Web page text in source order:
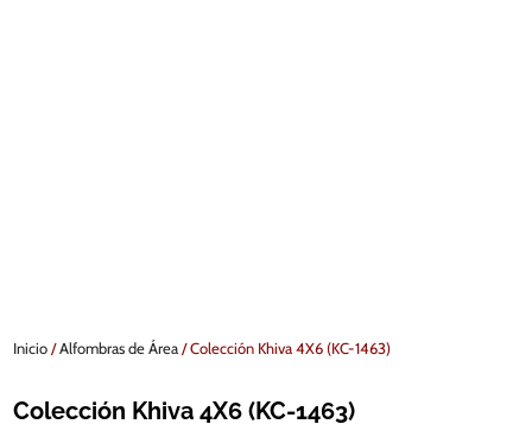
Inicio/Alfombras de Área/ Colección Khiva 4X6 (KC-1463)
Colección Khiva 4X6 (KC-1463)